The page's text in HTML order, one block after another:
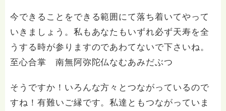
今できることをできる範囲にて落ち着いてやって
いきましょう。私もあなたもいずれ必ず天寿を全
うする時が参りますのであわてないで下さいね。
至心合掌 南無阿弥陀仏なむあみだぶつ
そうですか！いろんな方々とつながっているので
すね！有難いご縁です。私達ともつながっていま